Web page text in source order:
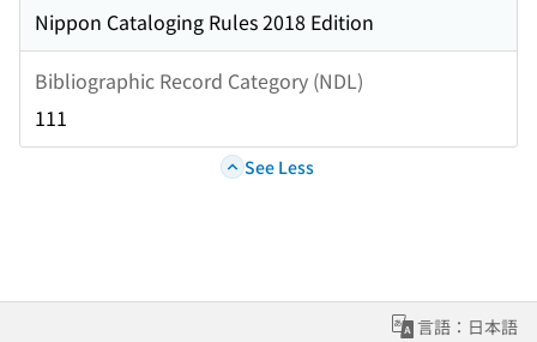
Nippon Cataloging Rules 2018 Edition
Bibliographic Record Category (NDL)
111
See Less
言語：日本語